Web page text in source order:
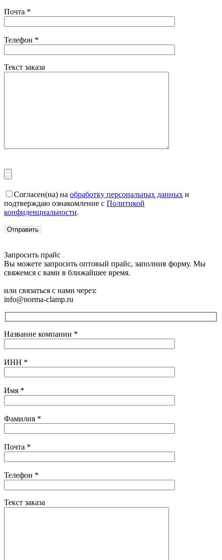
Почта *
Телефон *
Текст заказа
Согласен(на) на обработку персональных данных и
подтверждаю ознакомление с Политикой
конфиденциальности.
Запросить прайс
Вы можете запросить оптовый прайс, заполнив форму. Мы
свяжемся с вами в ближайшее время.
или связаться с нами через:
info@norma-clamp.ru
Название компании *
ИНН *
Имя *
Фамилия *
Почта *
Телефон *
Текст заказа